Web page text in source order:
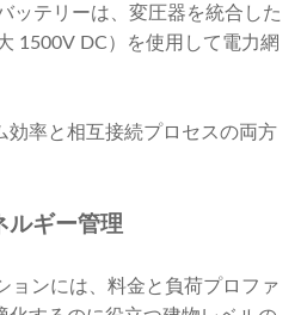
ッテリーは、変圧器を統合した
1500V DC）を使用して電力網
効率と相互接続プロセスの両方
ルギー管理
ョンには、料金と負荷プロファ